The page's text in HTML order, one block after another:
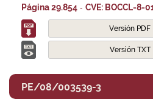
Página 29.854 - CVE: BOCCL-8-
Versión PDF
Versión TXT
PE/08/003539-3